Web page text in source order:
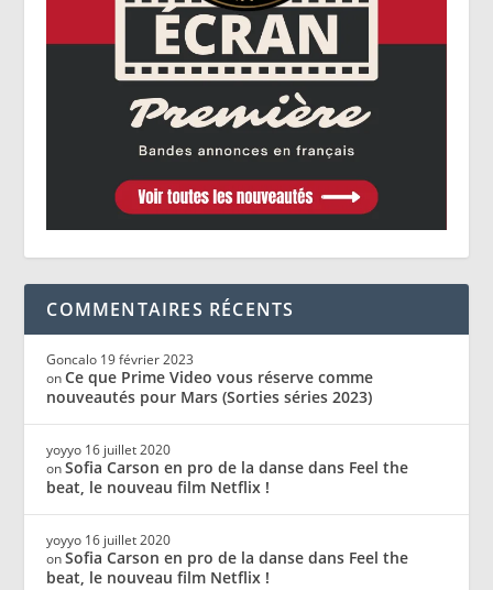
COMMENTAIRES RÉCENTS
Goncalo 19 février 2023
onCe que Prime Video vous réserve comme
nouveautés pour Mars (Sorties séries 2023)
yoyyo 16 juillet 2020
onSofia Carson en pro de la danse dans Feel the
beat, le nouveau film Netflix !
yoyyo 16 juillet 2020
onSofia Carson en pro de la danse dans Feel the
beat, le nouveau film Netflix !